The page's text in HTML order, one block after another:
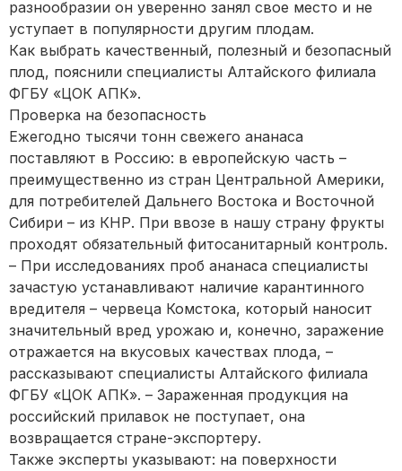
разнообразии он уверенно занял свое место и не
уступает в популярности другим плодам.
Как выбрать качественный, полезный и безопасный
плод, пояснили специалисты Алтайского филиала
ФГБУ «ЦОК АПК».
Проверка на безопасность
Ежегодно тысячи тонн свежего ананаса
поставляют в Россию: в европейскую часть –
преимущественно из стран Центральной Америки,
для потребителей Дальнего Востока и Восточной
Сибири – из КНР. При ввозе в нашу страну фрукты
проходят обязательный фитосанитарный контроль.
– При исследованиях проб ананаса специалисты
зачастую устанавливают наличие карантинного
вредителя – червеца Комстока, который наносит
значительный вред урожаю и, конечно, заражение
отражается на вкусовых качествах плода, –
рассказывают специалисты Алтайского филиала
ФГБУ «ЦОК АПК». – Зараженная продукция на
российский прилавок не поступает, она
возвращается стране-экспортеру.
Также эксперты указывают: на поверхности